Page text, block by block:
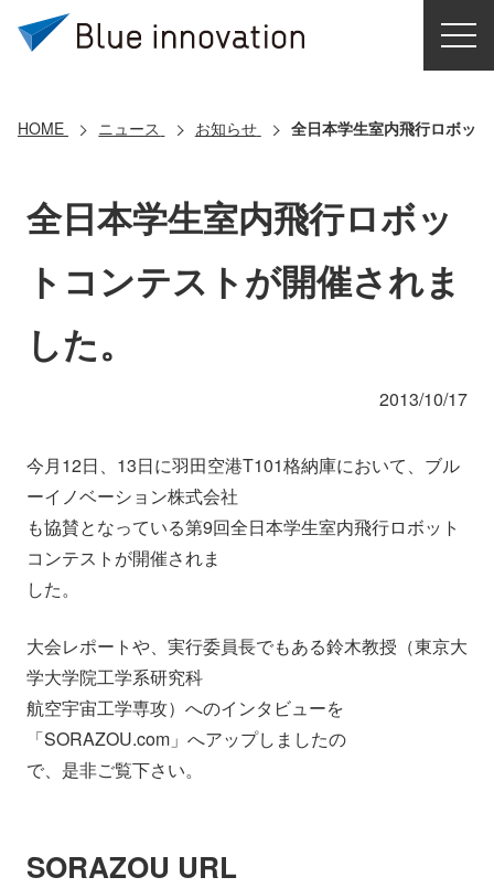
導入事例
コアテクノロジー
会社情報 ニュース
IR情報 English
HOME ニュース お知らせ 全日本学生室内飛行ロボッ
全日本学生室内飛行ロボッ
トコンテストが開催されま
した。
2013/10/17
今月12日、13日に羽田空港T101格納庫において、ブル
ーイノベーション株式会社
も協賛となっている第9回全日本学生室内飛行ロボット
コンテストが開催されま
した。
大会レポートや、実行委員長でもある鈴木教授（東京大
学大学院工学系研究科
航空宇宙工学専攻）へのインタビューを
「SORAZOU.com」へアップしましたの
で、是非ご覧下さい。
SORAZOU URL